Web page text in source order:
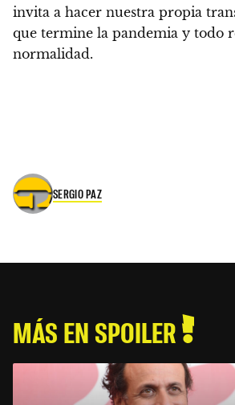
invita a hacer nuestra propia
que termine la pandemia y todo
normalidad.
SERGIO PAZ
MÁS EN SPOILER